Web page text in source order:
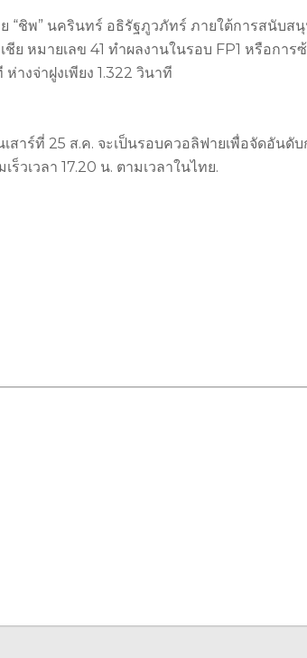
“ชิพ” นครินทร์ อธิรัฐภูวภัทร์ ภายใต้การสนับส
ย หมายเลข 41 ทำผลงานในรอบ FP1 หรือการ
างจ่าฝูงเพียง 1.322 วินาที
สาร์ที่ 25 ส.ค. จะเป็นรอบควอลิฟายเพื่อจัดอันดั
วเวลา 17.20 น. ตามเวลาในไทย.